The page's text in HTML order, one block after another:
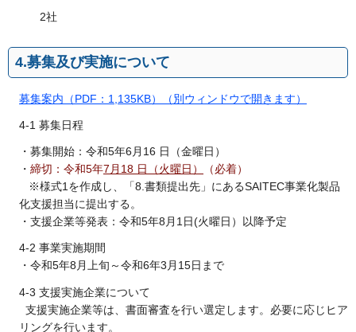
2社
4.募集及び実施について
募集案内（PDF：1,135KB）（別ウィンドウで開きます）
4-1 募集日程
・募集開始：令和5年6月16 日（金曜日）
・ 締切：令和5年7月18 日（火曜日）
（必着）
※様式1を作成し、「8.書類提出先」にあるSAITEC事業化製品
化支援担当に提出する。
・支援企業等発表：令和5年8月1日(火曜日）以降予定
4-2 事業実施期間
・令和5年8月上旬～令和6年3月15日まで
4-3 支援実施企業について
支援実施企業等は、書面審査を行い選定します。必要に応じヒア
リングを行います。